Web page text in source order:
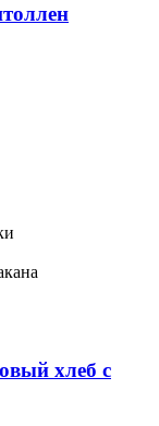
хлеб с